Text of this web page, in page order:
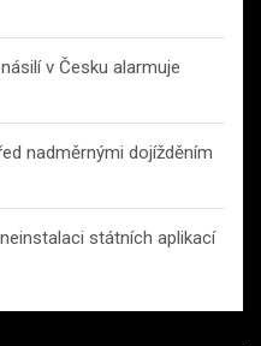
v Česku alarmuje
nadměrnými dojížděním
státních aplikací